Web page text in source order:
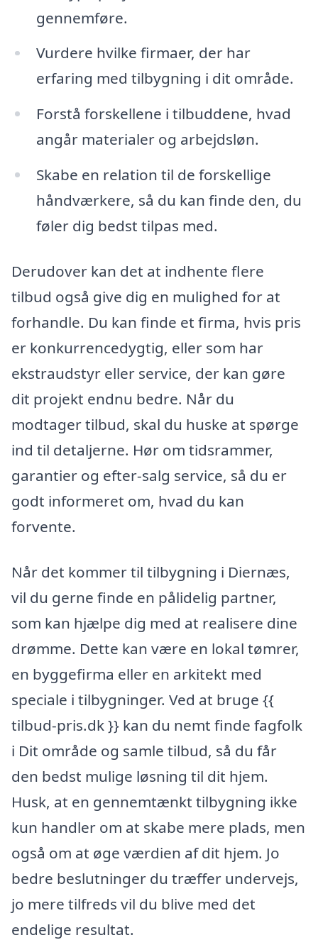
gennemføre.
Vurdere hvilke firmaer, der har
erfaring med tilbygning i dit område.
Forstå forskellene i tilbuddene, hvad
angår materialer og arbejdsløn.
Skabe en relation til de forskellige
håndværkere, så du kan finde den, du
føler dig bedst tilpas med.
Derudover kan det at indhente flere
tilbud også give dig en mulighed for at
forhandle. Du kan finde et firma, hvis pris
er konkurrencedygtig, eller som har
ekstraudstyr eller service, der kan gøre
dit projekt endnu bedre. Når du
modtager tilbud, skal du huske at spørge
ind til detaljerne. Hør om tidsrammer,
garantier og efter-salg service, så du er
godt informeret om, hvad du kan
forvente.
Når det kommer til tilbygning i Diernæs,
vil du gerne finde en pålidelig partner,
som kan hjælpe dig med at realisere dine
drømme. Dette kan være en lokal tømrer,
en byggefirma eller en arkitekt med
speciale i tilbygninger. Ved at bruge {{
tilbud-pris.dk }} kan du nemt finde fagfolk
i Dit område og samle tilbud, så du får
den bedst mulige løsning til dit hjem.
Husk, at en gennemtænkt tilbygning ikke
kun handler om at skabe mere plads, men
også om at øge værdien af dit hjem. Jo
bedre beslutninger du træffer undervejs,
jo mere tilfreds vil du blive med det
endelige resultat.